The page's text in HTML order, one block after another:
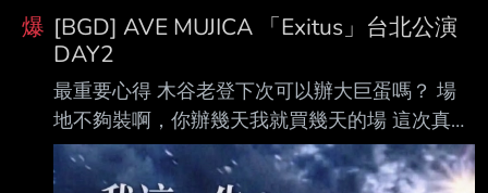
爆 [BGD] AVE MUJICA 「Exitus」台北公演
DAY2
最重要心得 木谷老登下次可以辦大巨蛋嗎？ 場
地不夠裝啊，你辦幾天我就買幾天的場 這次真的
兩天都來的人才是大贏家 爽之後享受到更爽，我
只有來DAY2 覺得少爽一次，我虧了真的 從天球